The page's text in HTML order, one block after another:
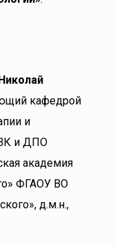
кафедрой
и
и ДПО
академия
ФГАОУ ВО
д.м.н.,